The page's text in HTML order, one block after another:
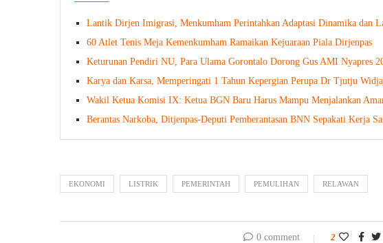
Lantik Dirjen Imigrasi, Menkumham Perintahkan Adaptasi Dinamika dan
60 Atlet Tenis Meja Kemenkumham Ramaikan Kejuaraan Piala Dirjenpas
Keturunan Pendiri NU, Para Ulama Gorontalo Dorong Gus AMI Nyapres
Karya dan Karsa, Memperingati 1 Tahun Kepergian Perupa Dr Tjutju
Wakil Ketua Komisi IX: Ketua BGN Baru Harus Mampu Menjalankan
Berantas Narkoba, Ditjenpas-Deputi Pemberantasan BNN Sepakati Kerja
EKONOMI LISTRIK PEMERINTAH PEMULIHAN RELAWAN
0 comment 2